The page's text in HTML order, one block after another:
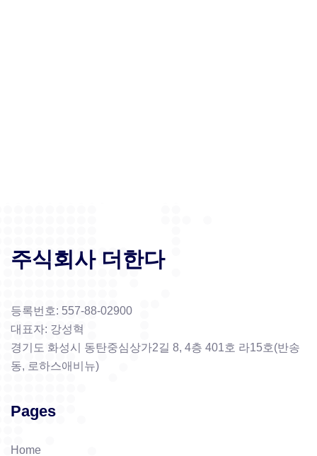
주식회사 더한다
등록번호: 557-88-02900
대표자: 강성혁
경기도 화성시 동탄중심상가2길 8, 4층 401호 라15호(반송
동, 로하스애비뉴)
Pages
Home